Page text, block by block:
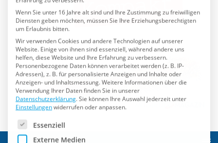
Wenn Sie unter 16 Jahre alt sind und Ihre Zustimmung zu freiwilligen
Diensten geben möchten, müssen Sie Ihre Erziehungsberechtigten
um Erlaubnis bitten.
Wir verwenden Cookies und andere Technologien auf unserer
Website. Einige von ihnen sind essenziell, während andere uns
helfen, diese Website und Ihre Erfahrung zu verbessern.
Personenbezogene Daten können verarbeitet werden (z. B. IP-
Adressen), z. B. für personalisierte Anzeigen und Inhalte oder
Anzeigen- und Inhaltsmessung.Weitere Informationen über die
Verwendung Ihrer Daten finden Sie in unserer
Datenschutzerklärung. Sie können Ihre Auswahl jederzeit unter
Einstellungenwiderrufen oder anpassen.